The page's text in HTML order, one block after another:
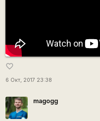
favorite_border
6 Окт, 2017 23:38
magogg